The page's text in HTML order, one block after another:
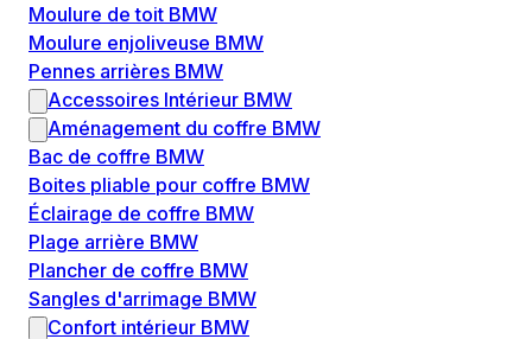
Moulure de toit BMW
Moulure enjoliveuse BMW
Pennes arrières BMW
Accessoires Intérieur BMW
Aménagement du coffre BMW
Bac de coffre BMW
Boites pliable pour coffre BMW
Éclairage de coffre BMW
Plage arrière BMW
Plancher de coffre BMW
Sangles d'arrimage BMW
Confort intérieur BMW